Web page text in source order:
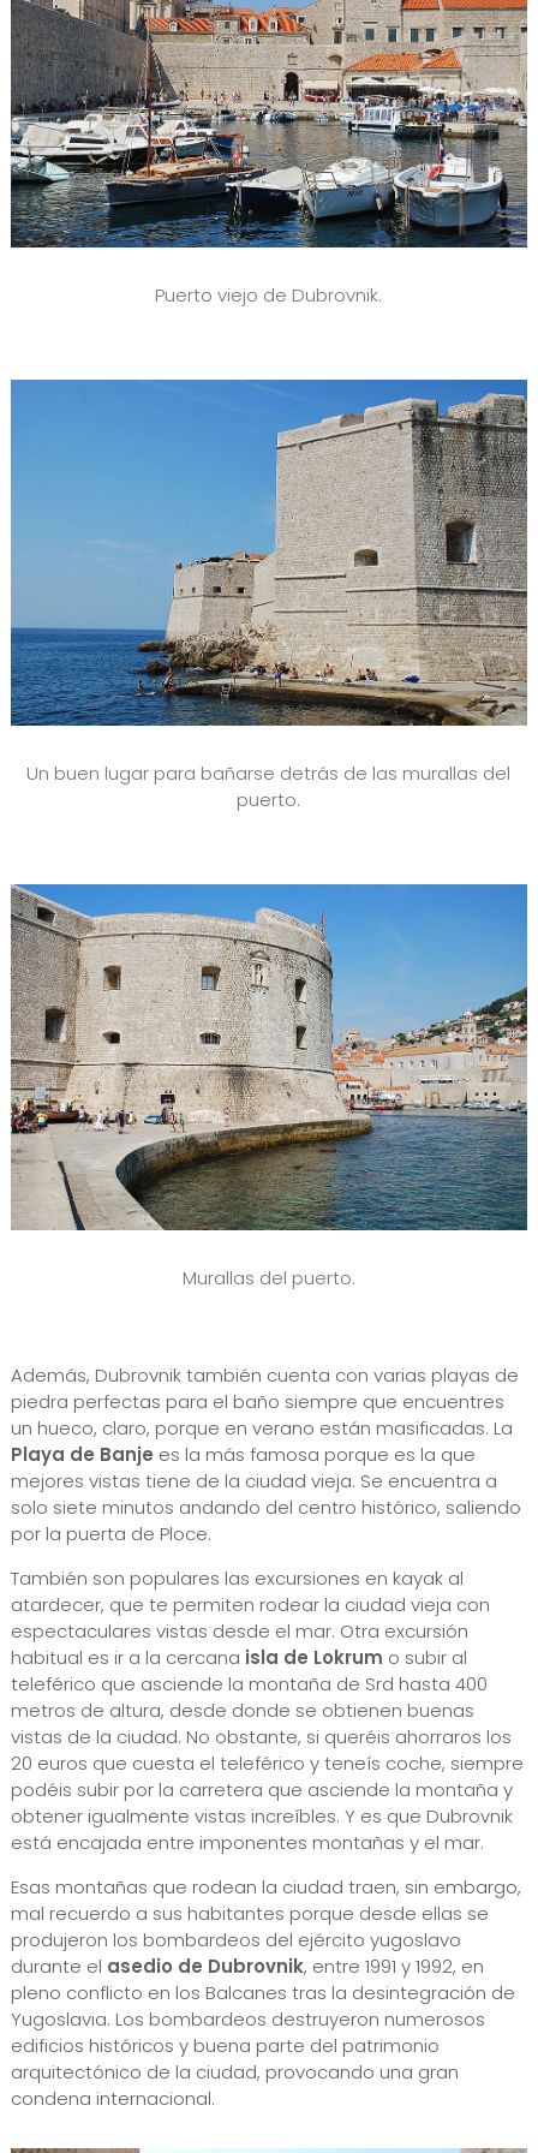
Puerto viejo de Dubrovnik.
Un buen lugar para bañarse detrás de las murallas del
puerto.
Murallas del puerto.
Además, Dubrovnik también cuenta con varias playas de
piedra perfectas para el baño siempre que encuentres
un hueco, claro, porque en verano están masificadas. La
Playa de Banje es la más famosa porque es la que
mejores vistas tiene de la ciudad vieja. Se encuentra a
solo siete minutos andando del centro histórico, saliendo
por la puerta de Ploce.
También son populares las excursiones en kayak al
atardecer, que te permiten rodear la ciudad vieja con
espectaculares vistas desde el mar. Otra excursión
habitual es ir a la cercana isla de Lokrum o subir al
teleférico que asciende la montaña de Srd hasta 400
metros de altura, desde donde se obtienen buenas
vistas de la ciudad. No obstante, si queréis ahorraros los
20 euros que cuesta el teleférico y teneís coche, siempre
podéis subir por la carretera que asciende la montaña y
obtener igualmente vistas increíbles. Y es que Dubrovnik
está encajada entre imponentes montañas y el mar.
Esas montañas que rodean la ciudad traen, sin embargo,
mal recuerdo a sus habitantes porque desde ellas se
produjeron los bombardeos del ejército yugoslavo
durante el asedio de Dubrovnik, entre 1991 y 1992, en
pleno conflicto en los Balcanes tras la desintegración de
Yugoslavia. Los bombardeos destruyeron numerosos
edificios históricos y buena parte del patrimonio
arquitectónico de la ciudad, provocando una gran
condena internacional.